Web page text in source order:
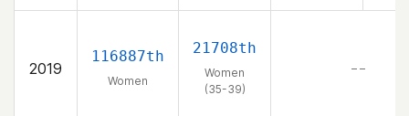
2019
116887th
Women
21708th
Women
(35-39)
– –